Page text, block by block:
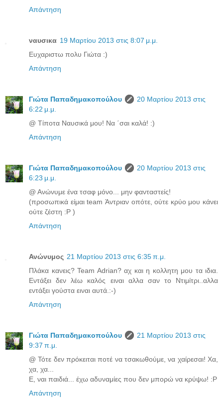
Απάντηση
ναυσικα 19 Μαρτίου 2013 στις 8:07 μ.μ.
Ευχαριστω πολυ Γιώτα :)
Απάντηση
Γιώτα Παπαδημακοπούλου
20 Μαρτίου 2013 στις
6:22 μ.μ.
@ Τίποτα Ναυσικά μου! Να ΄σαι καλά! :)
Απάντηση
Γιώτα Παπαδημακοπούλου
20 Μαρτίου 2013 στις
6:23 μ.μ.
@ Ανώνυμε ένα τσαφ μόνο... μην φανταστείς!
(προσωπικά είμαι team Άντριαν οπότε, ούτε κρύο μου κάνει
ούτε ζέστη :P )
Απάντηση
Ανώνυμος 21 Μαρτίου 2013 στις 6:35 π.μ.
Πλάκα κανεις? Team Adrian? αχ και η κολλητη μου τα ιδια.
Εντάξει δεν λέω καλός ειναι αλλα σαν το Ντιμίτρι..αλλα
εντάξει γούστα ειναι αυτά.:-)
Απάντηση
Γιώτα Παπαδημακοπούλου
21 Μαρτίου 2013 στις
9:37 π.μ.
@ Τότε δεν πρόκειται ποτέ να τσακωθούμε, να χαίρεσαι! Χα,
χα, χα...
Ε, ναι παιδιά... έχω αδυναμίες που δεν μπορώ να κρύψω! :P
Απάντηση